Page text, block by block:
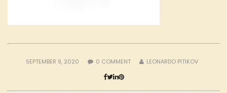
SEPTEMBER 9, 2020 0 COMMENT LEONARDO PITIKOV